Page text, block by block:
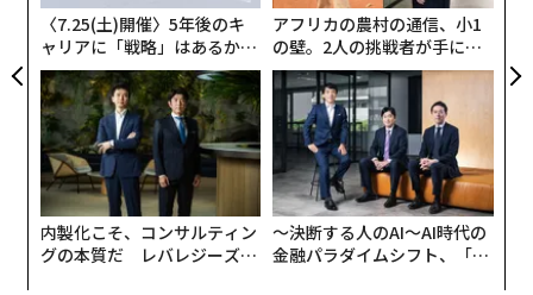
〈7.25(土)開催〉5年後のキ
ャリアに「戦略」はあるか。
トップエグゼクティブのキャ
リアに触れる1日│CAREER S
UMMIT 2026
アフリカの農村の通信、小1
の壁。2人の挑戦者が手にし
た「次なる武器」
内製化こそ、コンサルティン
グの本質だ レバレジーズが
〜決断する人のAI〜AI時代の
金融パラダイムシフト、「超